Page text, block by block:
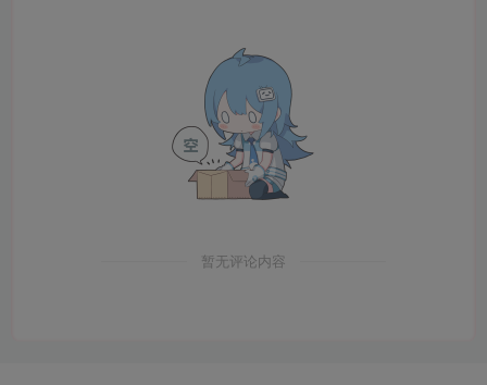
暂无评论内容